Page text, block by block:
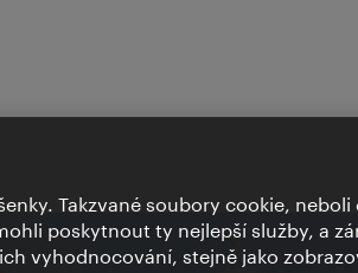
Takzvané soubory cookie, neboli
poskytnout ty nejlepší služby, a
vyhodnocování, stejně jako